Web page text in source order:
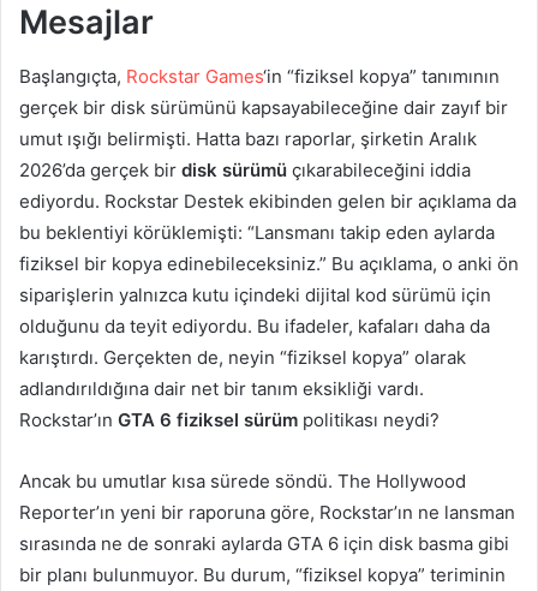
Mesajlar
Başlangıçta, Rockstar Games‘in “fiziksel kopya” tanımının
gerçek bir disk sürümünü kapsayabileceğine dair zayıf bir
umut ışığı belirmişti. Hatta bazı raporlar, şirketin Aralık
2026’da gerçek bir disk sürümü çıkarabileceğini iddia
ediyordu. Rockstar Destek ekibinden gelen bir açıklama da
bu beklentiyi körüklemişti: “Lansmanı takip eden aylarda
fiziksel bir kopya edinebileceksiniz.” Bu açıklama, o anki ön
siparişlerin yalnızca kutu içindeki dijital kod sürümü için
olduğunu da teyit ediyordu. Bu ifadeler, kafaları daha da
karıştırdı. Gerçekten de, neyin “fiziksel kopya” olarak
adlandırıldığına dair net bir tanım eksikliği vardı.
Rockstar’ın GTA 6 fiziksel sürüm politikası neydi?
Ancak bu umutlar kısa sürede söndü. The Hollywood
Reporter’ın yeni bir raporuna göre, Rockstar’ın ne lansman
sırasında ne de sonraki aylarda GTA 6 için disk basma gibi
bir planı bulunmuyor. Bu durum, “fiziksel kopya” teriminin